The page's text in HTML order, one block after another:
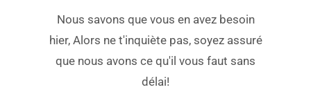
Nous savons que vous en avez besoin
hier, Alors ne t'inquiète pas, soyez assuré
que nous avons ce qu'il vous faut sans
délai!